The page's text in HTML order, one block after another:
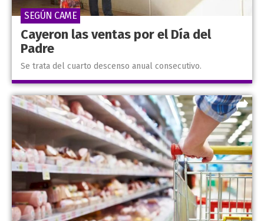
Cayeron las ventas por el Día del
Padre
Se trata del cuarto descenso anual consecutivo.
SEGÚN CAME